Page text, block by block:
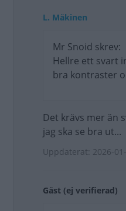
L. Mäkinen
Mr Snoid skrev:
Hellre ett svart
bra kontraster
Det krävs mer än
jag ska se bra ut...
Uppdaterat: 2026-
Gäst (ej verifierad)